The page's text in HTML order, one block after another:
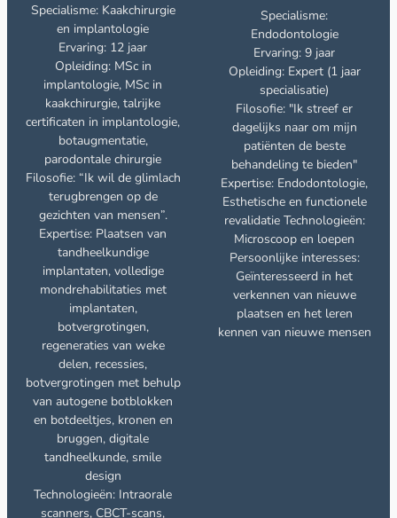
Specialisme: Kaakchirurgie
en implantologie
Ervaring: 12 jaar
Opleiding: MSc in
implantologie, MSc in
kaakchirurgie, talrijke
certificaten in implantologie,
botaugmentatie,
parodontale chirurgie
Filosofie: “Ik wil de glimlach
terugbrengen op de
gezichten van mensen”.
Expertise: Plaatsen van
tandheelkundige
implantaten, volledige
mondrehabilitaties met
implantaten,
botvergrotingen,
regeneraties van weke
delen, recessies,
botvergrotingen met behulp
van autogene botblokken
en botdeeltjes, kronen en
bruggen, digitale
tandheelkunde, smile
design
Technologieën: Intraorale
scanners, CBCT-scans,
Specialisme:
Endodontologie
Ervaring: 9 jaar
Opleiding: Expert (1 jaar
specialisatie)
Filosofie: "Ik streef er
dagelijks naar om mijn
patiënten de beste
behandeling te bieden"
Expertise: Endodontologie,
Esthetische en functionele
revalidatie Technologieën:
Microscoop en loepen
Persoonlijke interesses:
Geïnteresseerd in het
verkennen van nieuwe
plaatsen en het leren
kennen van nieuwe mensen